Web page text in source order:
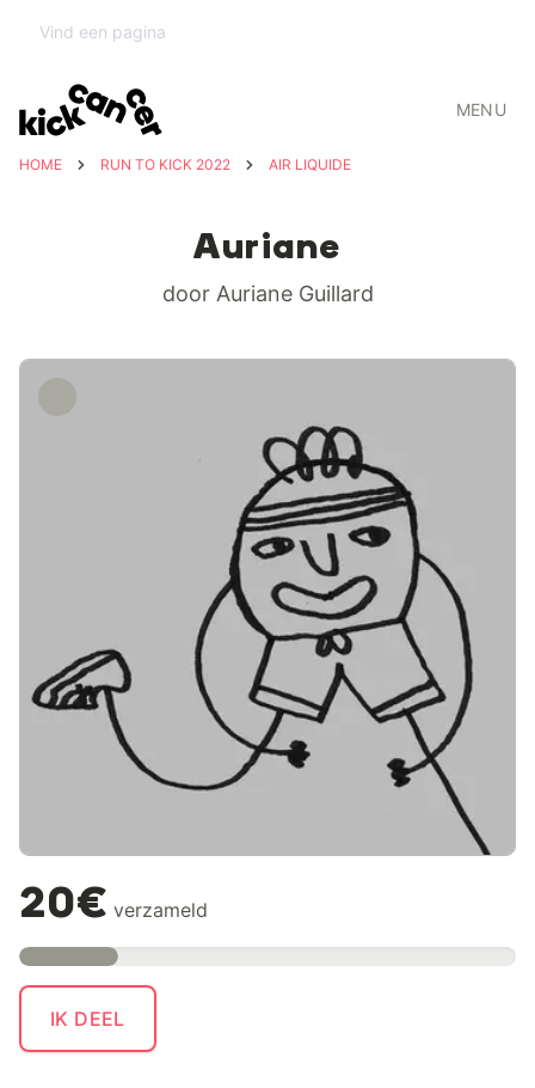
MENU
HOME RUN TO KICK 2022 AIR LIQUIDE
Auriane
door Auriane Guillard
20€ verzameld
IK DEEL